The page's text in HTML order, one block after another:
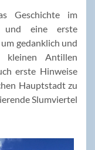
Geschichte im
und eine erste
gedanklich und
Antillen
erste Hinweise
Hauptstadt zu
Slumviertel